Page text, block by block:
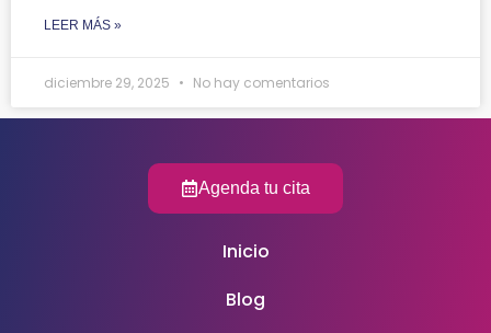
LEER MÁS »
diciembre 29, 2025 No hay comentarios
Inicio
Blog
Agenda tu cita